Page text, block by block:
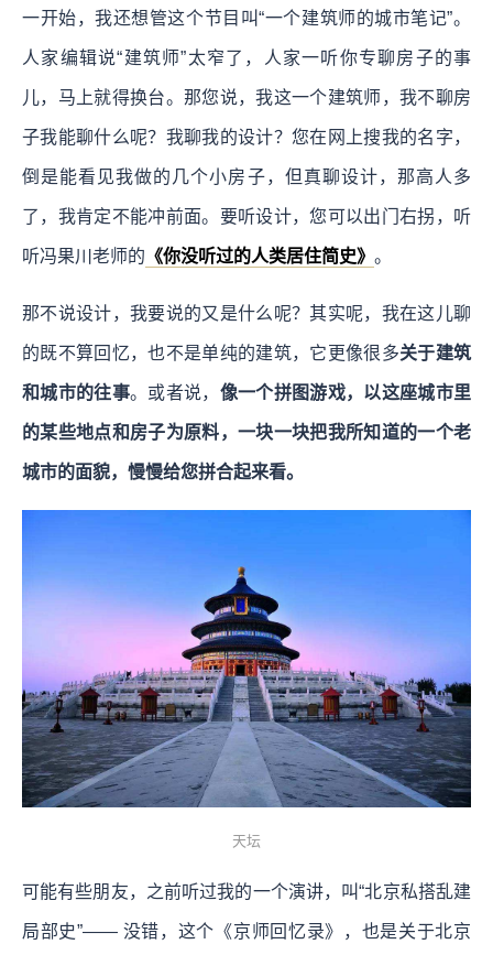
一开始，我还想管这个节目叫“一个建筑师的城市笔记”。
人家编辑说“建筑师”太窄了，人家一听你专聊房子的事
儿，马上就得换台。那您说，我这一个建筑师，我不聊房
子我能聊什么呢？我聊我的设计？您在网上搜我的名字，
倒是能看见我做的几个小房子，但真聊设计，那高人多
了，我肯定不能冲前面。要听设计，您可以出门右拐，听
听冯果川老师的 《你没听过的人类居住简史》 。
那不说设计，我要说的又是什么呢？其实呢，我在这儿聊
的既不算回忆，也不是单纯的建筑，它更像很多关于建筑
和城市的往事。或者说， 像一个拼图游戏，以这座城市里
的某些地点和房子为原料，一块一块把我所知道的一个老
城市的面貌，慢慢给您拼合起来看。
天坛
可能有些朋友，之前听过我的一个演讲，叫“北京私搭乱建
局部史”—— 没错，这个《京师回忆录》，也是关于北京